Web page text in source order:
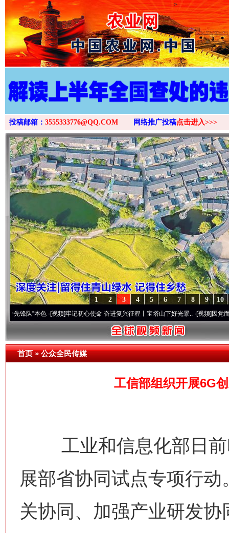
>
投稿邮箱： 3555333776@QQ.COM 网络推广投稿点击进入>>>
10
9
8
7
6
5
4
3
2
1
色·[视频]牢记初心使命 奋进复兴征程丨宝塔山下好光景..·[视频]因党而生 为党而
首页»公众全民传媒
工信部组织开展6G
工业和信息化部日前
展部省协同试点专项行
关协同、加强产业研发